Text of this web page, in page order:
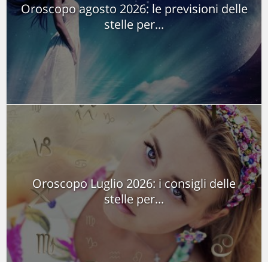
Oroscopo agosto 2026: le previsioni delle
stelle per...
Oroscopo Luglio 2026: i consigli delle
stelle per...